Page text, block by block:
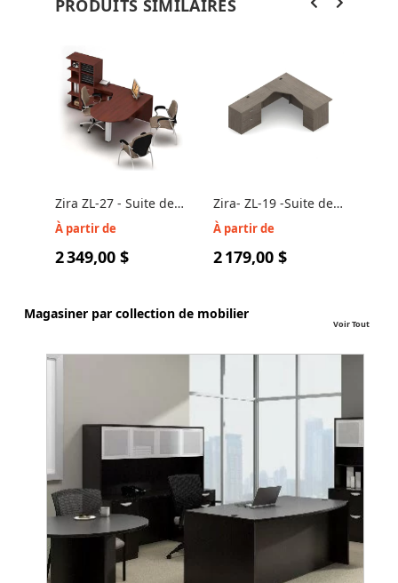
PRODUITS SIMILAIRES
Zira ZL-27 - Suite de
bureau pour
À partir de
2 349,00 $
Zira- ZL-19 -Suite de
Bureau d'ordinateur
À partir de
2 179,00 $
Magasiner par collection de mobilier
Voir Tout